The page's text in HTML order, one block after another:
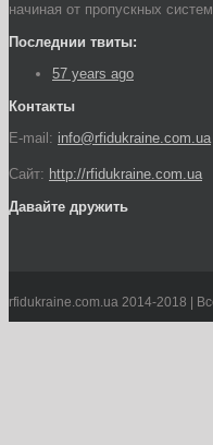
начиная от пропускных
Последнии твиты:
57 years ago
Контакты
E-mail: info@rfidukraine.com.ua
Сайт: http://rfidukraine.com.ua
Давайте дружить
rfidukraine.com.ua 2014-2018 |